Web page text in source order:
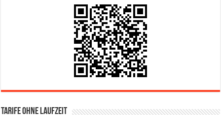
Tarife ohne Laufzeit